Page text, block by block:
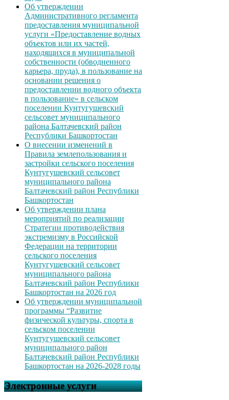
Об утверждении
Административного регламента
предоставления муниципальной
услуги «Предоставление водных
объектов или их частей,
находящихся в муниципальной
собственности (обводненного
карьера, пруда), в пользование на
основании решения о
предоставлении водного объекта
в пользование» в сельском
поселении Кунтугушевский
сельсовет муниципального
района Балтачевский район
Республики Башкортостан
О внесении изменений в
Правила землепользования и
застройки сельского поселения
Кунтугушевский сельсовет
муниципального района
Балтачевский район Республики
Башкортостан
Об утверждении плана
мероприятий по реализации
Стратегии противодействия
экстремизму в Российской
Федерации на территории
сельского поселения
Кунтугушевский сельсовет
муниципального района
Балтачевский район Республики
Башкортостан на 2026 год
Об утверждении муниципальной
программы “Развитие
физической культуры, спорта в
сельском поселении
Кунтугушевский сельсовет
муниципального район
Балтачевский район Республики
Башкортостан на 2026-2028 годы
Электронные услуги